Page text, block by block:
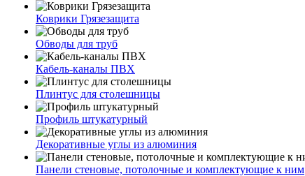
Коврики Грязезащита
Обводы для труб
Кабель-каналы ПВХ
Плинтус для столешницы
Профиль штукатурный
Декоративные углы из алюминия
Панели стеновые, потолочные и комплектующие к ним